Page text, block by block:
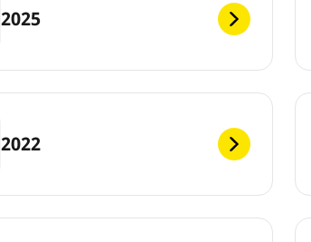
2025
2022